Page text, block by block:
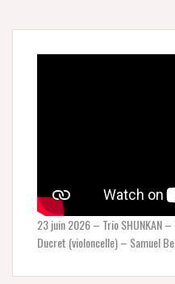
23 juin 2026 – Trio SHUNKAN
Ducret (violoncelle) – Samuel